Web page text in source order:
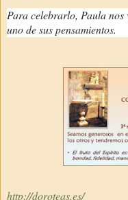
Para celebrarlo, Paula nos
uno de sus pensamientos.
http://doroteas.es/